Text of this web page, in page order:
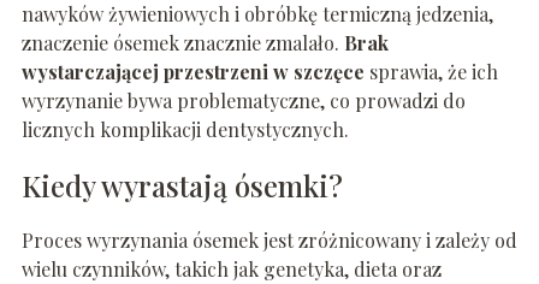
nawyków żywieniowych i obróbkę termiczną jedzenia,
znaczenie ósemek znacznie zmalało. Brak
wystarczającej przestrzeni w szczęce sprawia, że ich
wyrzynanie bywa problematyczne, co prowadzi do
licznych komplikacji dentystycznych.
Kiedy wyrastają ósemki?
Proces wyrzynania ósemek jest zróżnicowany i zależy od
wielu czynników, takich jak genetyka, dieta oraz